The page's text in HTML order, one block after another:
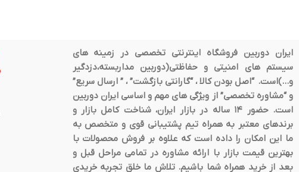
ایران دوربین فروشگاه اینترنتی تخصصی در زمینه های
سیستم های امنیتی و حفاظتی(دوربین مداربسته،دزدگیر
و…)است. “اصل بودن کالا ، “گارانتی بازگشت” ، ” ارسال سریع”
و “مشاوره تخصصی” از ویژگی های مهم و اساسی ایران دوربین
است. حضور 14 ساله در بازار ایران، شناخت کامل بازار و
برندهای معتبر به همراه تیم پشتیبانی قوی و متخصص به
ما این امکان را داده است که علاوه بر فروش محصولات با
بهترین قیمت بازار با ارائه مشاوره در تمامی مراحل قبل و
بعد از خرید همراه شما باشیم. تلاش ما خلق تجربه خریدی